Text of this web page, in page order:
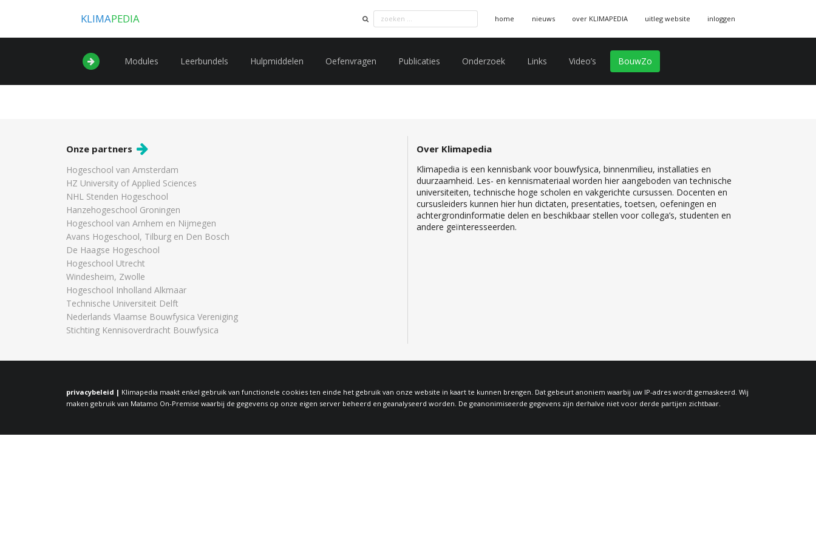
KLIMAPEDIA home nieuws over KLIMAPEDIA uitleg website inloggen
Modules Leerbundels Hulpmiddelen Oefenvragen Publicaties Onderzoek Links Video’s BouwZo
Onze partners
Hogeschool van Amsterdam
HZ University of Applied Sciences
NHL Stenden Hogeschool
Hanzehogeschool Groningen
Hogeschool van Arnhem en Nijmegen
Avans Hogeschool, Tilburg en Den Bosch
De Haagse Hogeschool
Hogeschool Utrecht
Windesheim, Zwolle
Hogeschool Inholland Alkmaar
Technische Universiteit Delft
Nederlands Vlaamse Bouwfysica Vereniging
Stichting Kennisoverdracht Bouwfysica
Over Klimapedia
Klimapedia is een kennisbank voor bouwfysica, binnenmilieu, installaties en
duurzaamheid. Les- en kennismateriaal worden hier aangeboden van technische
universiteiten, technische hoge scholen en vakgerichte cursussen. Docenten en
cursusleiders kunnen hier hun dictaten, presentaties, toetsen, oefeningen en
achtergrondinformatie delen en beschikbaar stellen voor collega’s, studenten en
andere geïnteresseerden.
privacybeleid | Klimapedia maakt enkel gebruik van functionele cookies ten einde het gebruik van onze website in kaart te kunnen brengen. Dat gebeurt anoniem waarbij uw IP-adres wordt gemaskeerd. Wij
maken gebruik van Matamo On-Premise waarbij de gegevens op onze eigen server beheerd en geanalyseerd worden. De geanonimiseerde gegevens zijn derhalve niet voor derde partijen zichtbaar.